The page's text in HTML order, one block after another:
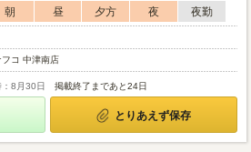
朝 昼 夕方 夜
夜勤
コ 中津南店
8月30日 掲載終了まであと24日
とりあえず保存